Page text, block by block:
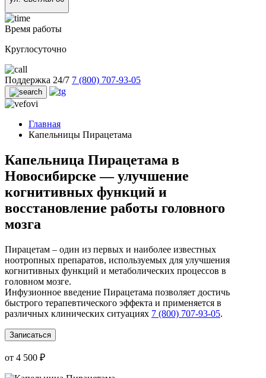
Время работы
Круглосуточно
Поддержка 24/7 7 (800) 707-93-05
Главная
Капельницы Пирацетама
Капельница Пирацетама в
Новосибирске — улучшение
когнитивных функций и
восстановление работы головного
мозга
Пирацетам – один из первых и наиболее известных
ноотропных препаратов, используемых для улучшения
когнитивных функций и метаболических процессов в
головном мозге.
Инфузионное введение Пирацетама позволяет достичь
быстрого терапевтического эффекта и применяется в
различных клинических ситуациях 7 (800) 707-93-05.
Записаться
от 4 500 ₽